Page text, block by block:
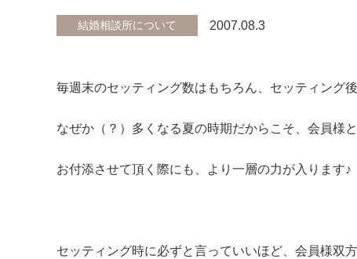
結婚相談所について 2007.08.3
毎週末のセッティング数はもちろん、セッティング
なぜか（？）多くなる夏の時期だからこそ、会員様
お付添させて頂く際にも、より一層の力が入ります♪
セッティング時に必ずと言っていいほど、会員様双